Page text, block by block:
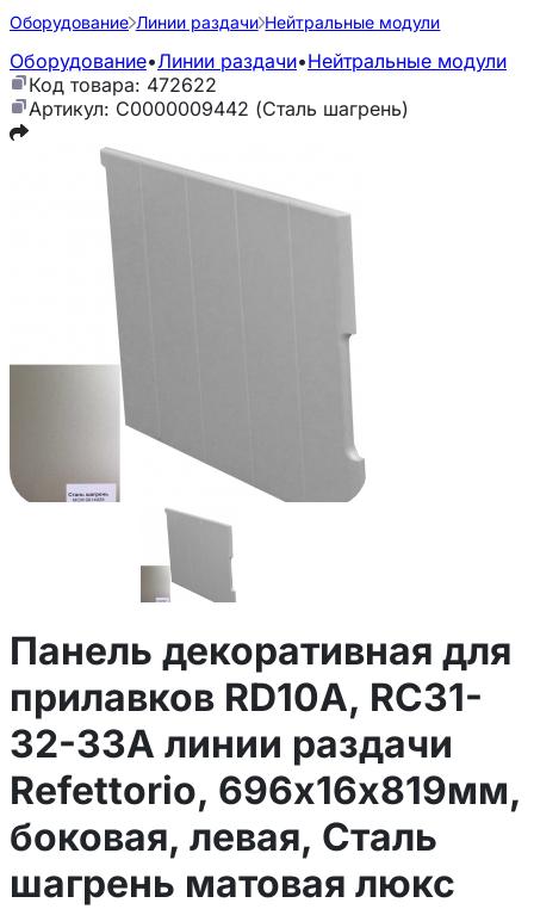
Оборудование Линии раздачи Нейтральные модули
Оборудование•Линии раздачи•Нейтральные модули
Код товара: 472622
Артикул: С0000009442 (Сталь шагрень)
Панель декоративная для
прилавков RD10A, RC31-
32-33A линии раздачи
Refettorio, 696х16х819мм,
боковая, левая, Сталь
шагрень матовая люкс